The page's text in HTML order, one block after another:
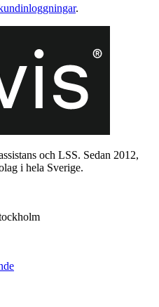
.
och LSS. Sedan 2012,
i hela Sverige.